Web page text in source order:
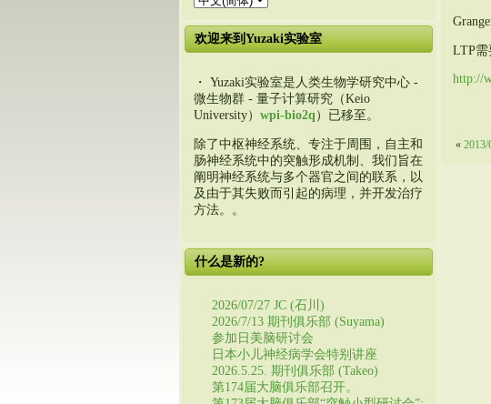
欢迎来到Yuzaki实验室
・ Yuzaki实验室是人类生物学研究中心 -
微生物群 - 量子计算研究（Keio
University） wpi-bio2q ）已移至。
除了中枢神经系统、专注于周围，自主和
肠神经系统中的突触形成机制、我们旨在
阐明神经系统与多个器官之间的联系，以
及由于其失败而引起的病理，并开发治疗
方法。。
什么是新的?
2026/07/27 JC (石川)
2026/7/13 期刊俱乐部 (Suyama)
参加日美脑研讨会
日本小儿神经病学会特别讲座
2026.5.25. 期刊俱乐部 (Takeo)
第174届大脑俱乐部召开。
LTP
http://
« 2013/